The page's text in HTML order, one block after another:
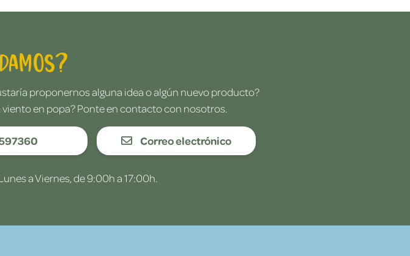
proponernos alguna idea o algún nuevo producto?
en popa? Ponte en contacto con nosotros.
Correo electrónico
a Viernes, de 9:00h a 17:00h.